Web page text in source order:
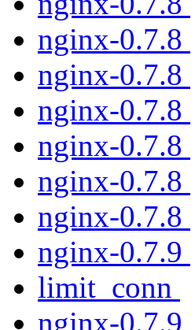
nginx-0.7.8
nginx-0.7.8
nginx-0.7.8
nginx-0.7.8
nginx-0.7.8
nginx-0.7.8
nginx-0.7.9
limit_conn
nginx-0.7.9